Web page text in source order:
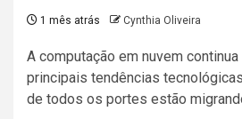
1 mês atrás Cynthia Oliveira
A computação em nuvem
principais tendências
de todos os portes estão